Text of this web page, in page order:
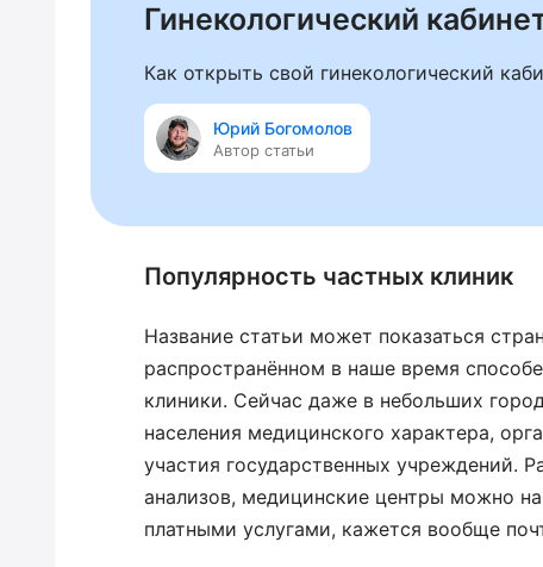
Гинекологический
Как открыть свой гинекологический
Юрий Богомолов
Автор статьи
Популярность частных клиник
Название статьи может показаться
распространённом в наше время
клиники. Сейчас даже в небольших
населения медицинского характера,
участия государственных учреждений.
анализов, медицинские центры можно
платными услугами, кажется вообще